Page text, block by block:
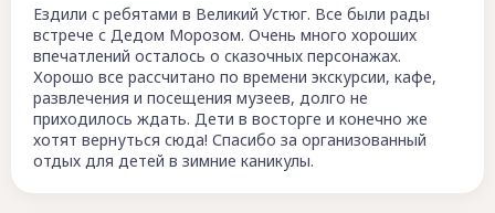
Ездили с ребятами в Великий Устюг. Все были рады
встрече с Дедом Морозом. Очень много хороших
впечатлений осталось о сказочных персонажах.
Хорошо все рассчитано по времени экскурсии, кафе,
развлечения и посещения музеев, долго не
приходилось ждать. Дети в восторге и конечно же
хотят вернуться сюда! Спасибо за организованный
отдых для детей в зимние каникулы.